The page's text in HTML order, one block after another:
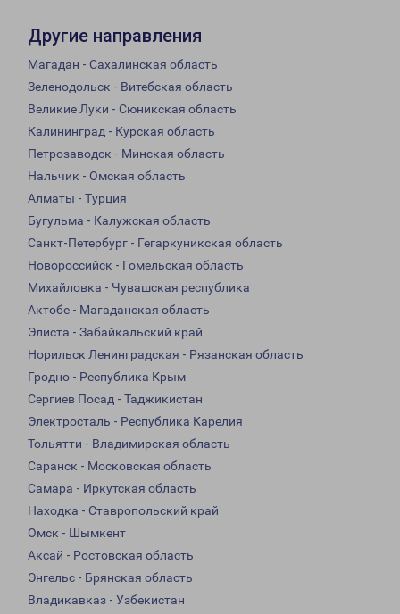
Другие направления
Магадан - Сахалинская область
Зеленодольск - Витебская область
Великие Луки - Сюникская область
Калининград - Курская область
Петрозаводск - Минская область
Нальчик - Омская область
Алматы - Турция
Бугульма - Калужская область
Санкт-Петербург - Гегаркуникская область
Новороссийск - Гомельская область
Михайловка - Чувашская республика
Актобе - Магаданская область
Элиста - Забайкальский край
Норильск Ленинградская - Рязанская область
Гродно - Республика Крым
Сергиев Посад - Таджикистан
Электросталь - Республика Карелия
Тольятти - Владимирская область
Саранск - Московская область
Самара - Иркутская область
Находка - Ставропольский край
Омск - Шымкент
Аксай - Ростовская область
Энгельс - Брянская область
Владикавказ - Узбекистан